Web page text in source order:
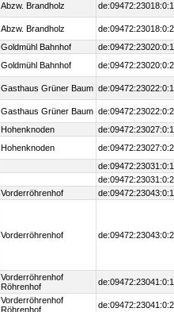
Abzw. Brandholz de:09472:23018:0:1
Abzw. Brandholz de:09472:23018:0:2
Goldmühl Bahnhof
de:09472:23020:0:1
Goldmühl Bahnhof
de:09472:23020:0:2
Gasthaus Grüner Baum de:09472:23022:0:1
Gasthaus Grüner Baum de:09472:23022:0:2
Hohenknoden
de:09472:23027:0:1
Hohenknoden
de:09472:23027:0:2
de:09472:23031:0:1
de:09472:23031:0:2
Vorderröhrenhof de:09472:23043:0:1
Vorderröhrenhof de:09472:23043:0:2
Vorderröhrenhof
Röhrenhof
de:09472:23041:0:1
Vorderröhrenhof
Röhrenhof
de:09472:23041:0:2